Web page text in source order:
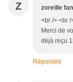
Z zoreille
<br /> <br /
Merci de
déjà reçu
Répondre